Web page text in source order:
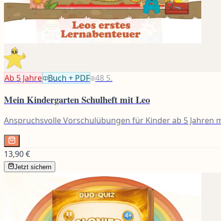
Ab 5 Jahre Buch + PDF 48 S.
Mein Kindergarten Schulheft mit Leo
Anspruchsvolle Vorschulübungen für Kinder ab 5 Jahren
13,90 €
Jetzt sichern